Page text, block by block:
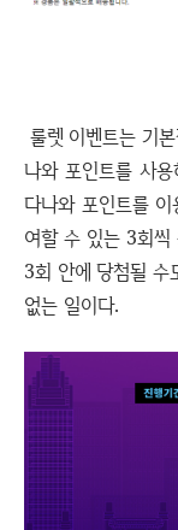
룰렛 이벤트는 기
나와 포인트를 사
다나와 포인트를
여할 수 있는 3회씩
3회 안에 당첨될
없는 일이다.